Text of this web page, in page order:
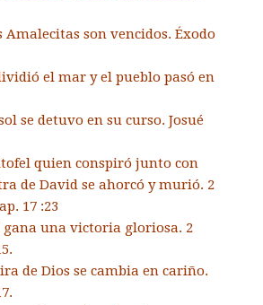
Amalecitas son vencidos. Éxodo
el mar y el pueblo pasó en
se detuvo en su curso. Josué
quien conspiró junto con
de David se ahorcó y murió. 2
17 :23
gana una victoria gloriosa. 2
de Dios se cambia en cariño.